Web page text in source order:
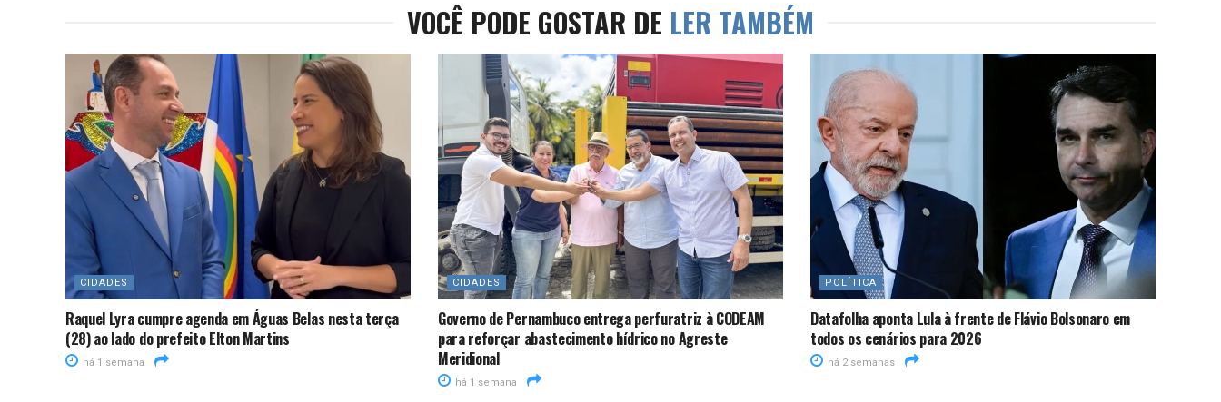
VOCÊ PODE GOSTAR DE LER TAMBÉM
CIDADES
Raquel Lyra cumpre agenda em Águas Belas nesta terça
(28) ao lado do prefeito Elton Martins
há 1 semana
CIDADES
Governo de Pernambuco entrega perfuratriz à CODEAM
para reforçar abastecimento hídrico no Agreste
Meridional
há 1 semana
POLÍTICA
Datafolha aponta Lula à frente de Flávio Bolsonaro em
todos os cenários para 2026
há 2 semanas